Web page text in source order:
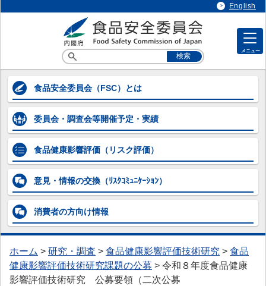
English
メニュー
各専門調査会等の情報
各専門調査会等の情報
> 企画等専門調査会
> 添加物専門調査会
> 農薬第一～第五専門調査会
> 動物用医薬品専門調査会
> 器具・容器包装専門調査会
> 汚染物質等専門調査会
> 微生物・ウイルス専門調査会
> プリオン専門調査会
食品安全委員会 （FSC）とは
委員会・調査会等開催予定・実績
食品健康影響評価 （リスク評価）
意見・情報の交換 （ﾘｽｸｺﾐｭﾆｹｰｼｮﾝ）
消費者の方向け情報
ホーム > 研究・調査 > 食品健康影響評価技術研究 > 食品
健康影響評価技術研究課題の公募 > 令和８年度食品健康
影響評価技術研究 公募要領（二次公募